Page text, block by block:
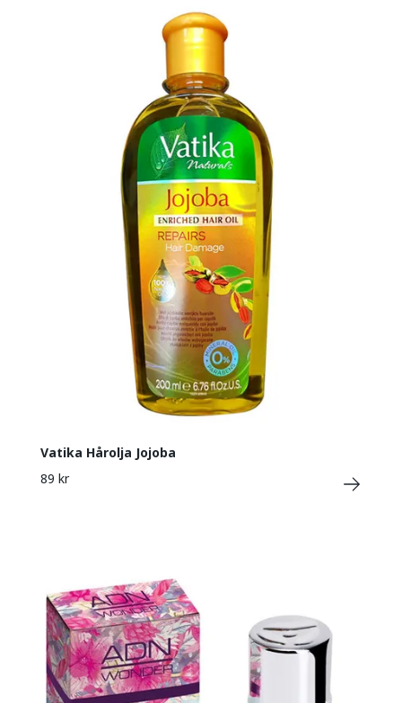
Vatika Hårolja Jojoba
89 kr